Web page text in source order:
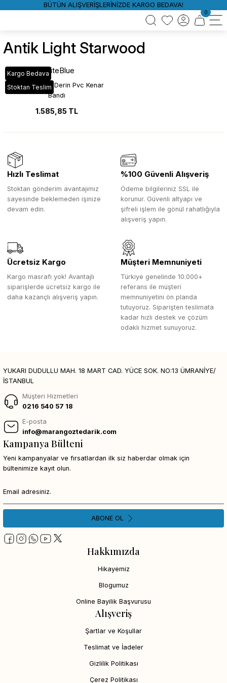
BÜTÜN ALIŞVERİŞLERİNİZDE KARGO BEDAVA!
0
Antik Light Starwood
Kargo Bedava
Stoktan Teslim
WhiteBlue
52 Antik Light Derin Pvc Kenar
Bandı
1.585,85 TL
Hızlı Teslimat
Stoktan gönderim avantajımız
sayesinde beklemeden işinize
devam edin.
%100 Güvenli Alışveriş
Ödeme bilgileriniz SSL ile
korunur. Güvenli altyapı ve
şifreli işlem ile gönül rahatlığıyla
alışveriş yapın.
Ücretsiz Kargo
Kargo masrafı yok! Avantajlı
siparişlerde ücretsiz kargo ile
daha kazançlı alışveriş yapın.
Müşteri Memnuniyeti
Türkiye genelinde 10.000+
referans ile müşteri
memnuniyetini ön planda
tutuyoruz. Siparişten teslimata
kadar hızlı destek ve çözüm
odaklı hizmet sunuyoruz.
YUKARI DUDULLU MAH. 18 MART CAD. YÜCE SOK. NO:13 ÜMRANİYE/
İSTANBUL
Müşteri Hizmetleri
0216 540 57 18
E-posta
info@marangoztedarik.com
Hakkımızda
Hikayemiz
Blogumuz
Online Bayilik Başvurusu
Alışveriş
Şartlar ve Koşullar
Teslimat ve İadeler
Gizlilik Politikası
Çerez Politikası
Kampanya Bülteni
Yeni kampanyalar ve fırsatlardan ilk siz haberdar olmak için
bültenimize kayıt olun.
ABONE OL